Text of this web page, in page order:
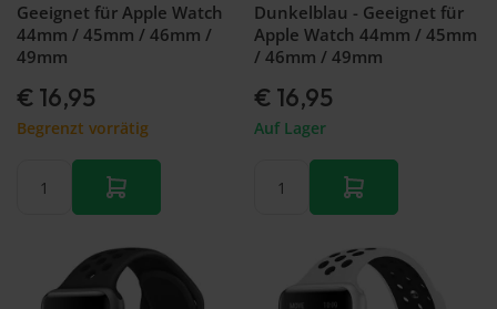
Geeignet für Apple Watch
44mm / 45mm / 46mm /
49mm
€ 16,95
Begrenzt vorrätig
Dunkelblau - Geeignet für
Apple Watch 44mm / 45mm
/ 46mm / 49mm
€ 16,95
Auf Lager